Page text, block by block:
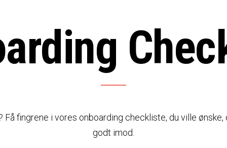
fingrene i vores onboarding checkliste, du ville
godt imod.